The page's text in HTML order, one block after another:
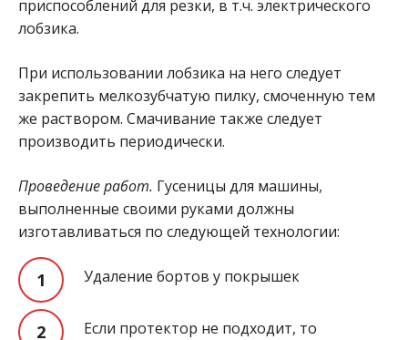
приспособлений для резки, в т.ч. электрического
лобзика.
При использовании лобзика на него следует
закрепить мелкозубчатую пилку, смоченную тем
же раствором. Смачивание также следует
производить периодически.
Проведение работ. Гусеницы для машины,
выполненные своими руками должны
изготавливаться по следующей технологии:
Удаление бортов у покрышек
Если протектор не подходит, то